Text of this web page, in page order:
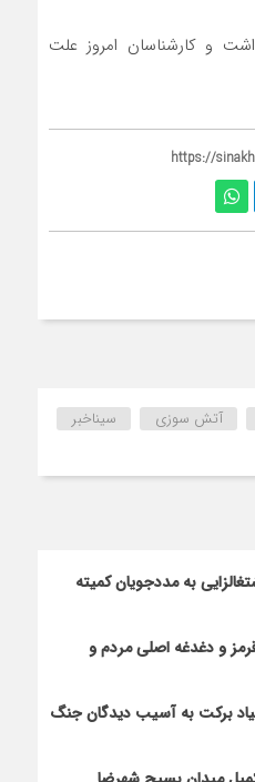
و کارشناسان امروز علت
https://
آتش سوزی
سیناخبر
به مددجویان کمیته
و دغدغه اصلی مردم و
بنیاد برکت به آسیب دیدگان جنگ